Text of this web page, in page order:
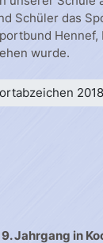
Schüler das
wurde.
2018
Jahrgang in